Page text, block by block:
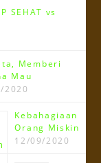
SEHAT vs
Memberi
Mau
2020
Kebahagiaan
Orang Miskin
12/09/2020